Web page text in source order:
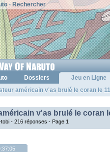
- Rechercher
Dossiers
Jeu en Ligne
américain v'as brulé le coran le
v'as brulé le coran
- 216 réponses - Page 1